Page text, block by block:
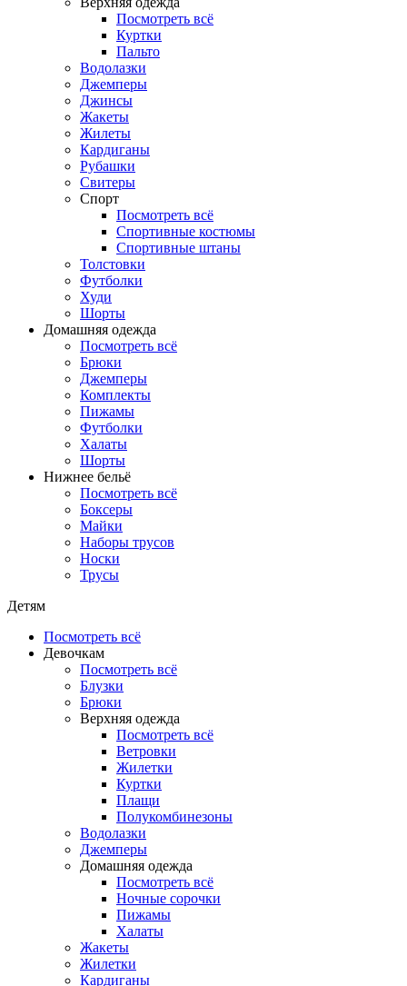
Посмотреть всё
Куртки
Пальто
Водолазки
Джемперы
Джинсы
Жакеты
Жилеты
Кардиганы
Рубашки
Свитеры
Спорт
Посмотреть всё
Спортивные костюмы
Спортивные штаны
Толстовки
Футболки
Худи
Шорты
Домашняя одежда
Посмотреть всё
Брюки
Джемперы
Комплекты
Пижамы
Футболки
Халаты
Шорты
Нижнее бельё
Посмотреть всё
Боксеры
Майки
Наборы трусов
Носки
Трусы
Детям
Посмотреть всё
Девочкам
Посмотреть всё
Блузки
Брюки
Верхняя одежда
Посмотреть всё
Ветровки
Жилетки
Куртки
Плащи
Полукомбинезоны
Водолазки
Джемперы
Домашняя одежда
Посмотреть всё
Ночные сорочки
Пижамы
Халаты
Жакеты
Жилетки
Кардиганы